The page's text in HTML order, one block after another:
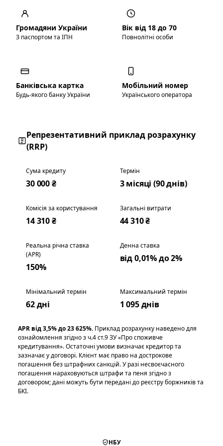
Громадяни України
З паспортом та ІПН
Вік від 18 до 70
Повнолітні особи
Банківська картка
Будь-якого банку України
Мобільний номер
Українського оператора
Репрезентативний приклад розрахунку
(RRP)
Сума кредиту
30 000 ₴
Термін
3 місяці (90 днів)
Комісія за користування
14 310 ₴
Загальні витрати
44 310 ₴
Реальна річна ставка
(APR)
150%
Денна ставка
від 0,01% до 2%
Мінімальний термін
62 дні
Максимальний термін
1 095 днів
APR від 3,5% до 23 625%. Приклад розрахунку наведено для
ознайомлення згідно з ч.4 ст.9 ЗУ «Про споживче
кредитування». Остаточні умови визначає кредитор та
зазначає у договорі. Клієнт має право на дострокове
погашення без штрафних санкцій. У разі несвоєчасного
погашення нараховуються штрафи та пеня згідно з
договором; дані можуть бути передані до реєстру боржників та
БКІ.
НБУ